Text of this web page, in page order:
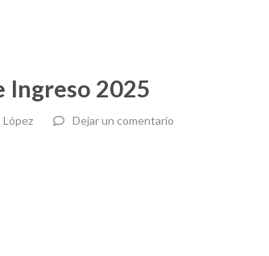
Ingreso 2025
Dejar un comentario